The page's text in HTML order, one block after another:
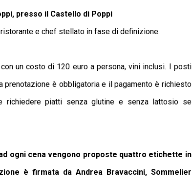
presso il Castello di Poppi
e chef stellato in fase di definizione.
un costo di 120 euro a persona, vini inclusi. I posti
prenotazione è obbligatoria e il pagamento è richiesto
richiedere piatti senza glutine e senza lattosio se
ogni cena vengono proposte quattro etichette in
è firmata da Andrea Bravaccini, Sommelier